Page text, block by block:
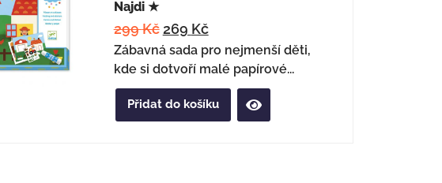
Najdi ★
299Kč 269 Kč
Zábavná sada pro nejmenší děti,
kde si dotvoří malé papírové...
Přidat do košíku